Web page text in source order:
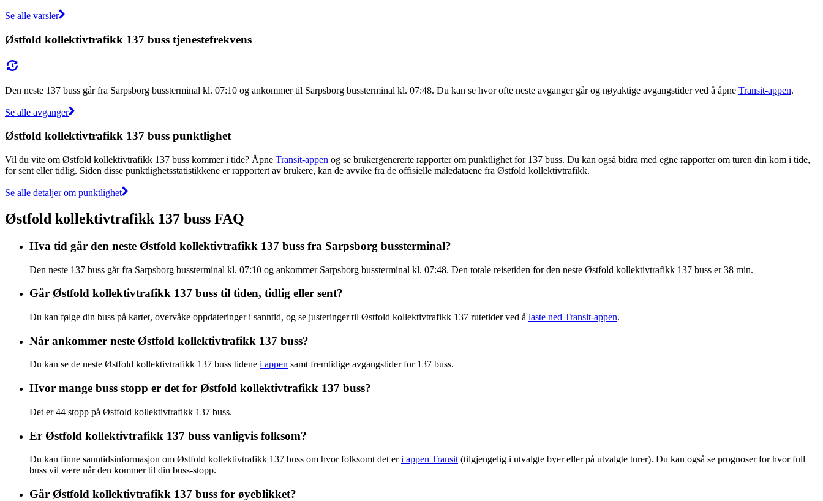
Se alle varsler
Østfold kollektivtrafikk 137 buss tjenestefrekvens
Den neste 137 buss går fra Sarpsborg bussterminal kl. 07:10 og ankommer til Sarpsborg bussterminal kl. 07:48. Du kan se hvor ofte neste avganger går og nøyaktige avgangstider ved å åpne Transit-appen.
Se alle avganger
Østfold kollektivtrafikk 137 buss punktlighet
Vil du vite om Østfold kollektivtrafikk 137 buss kommer i tide? Åpne Transit-appen og se brukergenererte rapporter om punktlighet for 137 buss. Du kan også bidra med egne rapporter om turen din kom i tide,
for sent eller tidlig. Siden disse punktlighetsstatistikkene er rapportert av brukere, kan de avvike fra de offisielle måledataene fra Østfold kollektivtrafikk.
Se alle detaljer om punktlighet
Østfold kollektivtrafikk 137 buss FAQ
Hva tid går den neste Østfold kollektivtrafikk 137 buss fra Sarpsborg bussterminal?
Den neste 137 buss går fra Sarpsborg bussterminal kl. 07:10 og ankommer Sarpsborg bussterminal kl. 07:48. Den totale reisetiden for den neste Østfold kollektivtrafikk 137 buss er 38 min.
Går Østfold kollektivtrafikk 137 buss til tiden, tidlig eller sent?
Du kan følge din buss på kartet, overvåke oppdateringer i sanntid, og se justeringer til Østfold kollektivtrafikk 137 rutetider ved å laste ned Transit-appen.
Når ankommer neste Østfold kollektivtrafikk 137 buss?
Du kan se de neste Østfold kollektivtrafikk 137 buss tidene i appen samt fremtidige avgangstider for 137 buss.
Hvor mange buss stopp er det for Østfold kollektivtrafikk 137 buss?
Det er 44 stopp på Østfold kollektivtrafikk 137 buss.
Er Østfold kollektivtrafikk 137 buss vanligvis folksom?
Du kan finne sanntidsinformasjon om Østfold kollektivtrafikk 137 buss om hvor folksomt det eri appen Transit (tilgjengelig i utvalgte byer eller på utvalgte turer). Du kan også se prognoser for hvor full
buss vil være når den kommer til din buss-stopp.
Går Østfold kollektivtrafikk 137 buss for øyeblikket?